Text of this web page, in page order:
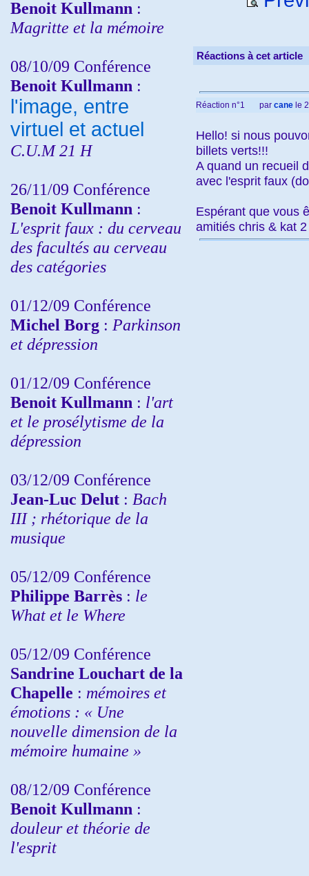
Benoit Kullmann :
Magritte et la mémoire
08/10/09 Conférence
Benoit Kullmann :
l'image, entre
virtuel et actuel
C.U.M 21 H
26/11/09 Conférence
Benoit Kullmann :
L'esprit faux : du cerveau
des facultés au cerveau
des catégories
01/12/09 Conférence
Michel Borg : Parkinson
et dépression
01/12/09 Conférence
Benoit Kullmann : l'art
et le prosélytisme de la
dépression
03/12/09 Conférence
Jean-Luc Delut : Bach
III ; rhétorique de la
musique
05/12/09 Conférence
Philippe Barrès : le
What et le Where
05/12/09 Conférence
Sandrine Louchart de la
Chapelle : mémoires et
émotions : « Une
nouvelle dimension de la
mémoire humaine »
08/12/09 Conférence
Benoit Kullmann :
douleur et théorie de
l'esprit
Réactions à cet article
Réaction n°1 par cane le
Hello! si nous
billets verts!!!
A quand un recueil
avec l'esprit faux
Espérant que vous
amitiés chris & kat